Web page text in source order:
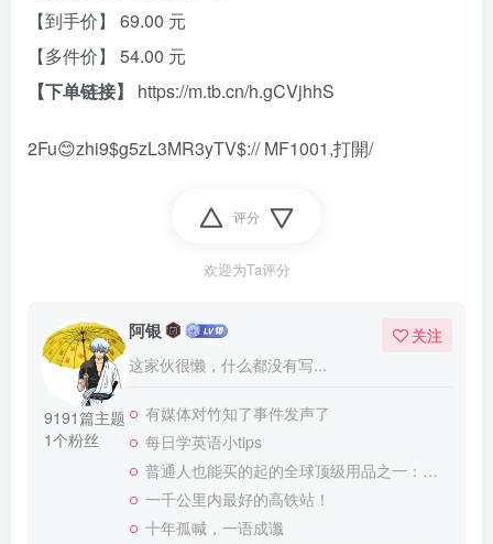
【到手价】 69.00 元
【多件价】 54.00 元
【下单链接】 https://m.tb.cn/h.gCVjhhS
2Fu😊zhi9$g5zL3MR3yTV$:// MF1001,打開/
评分
欢迎为Ta评分
9191篇主题
1个粉丝
阿银
这家伙很懒，什么都没有写...
关注
有媒体对竹知了事件发声了
每日学英语小tips
普通人也能买的起的全球顶级用品之一：WD-40润滑除锈剂！
一千公里内最好的高铁站！
十年孤喊，一语成谶